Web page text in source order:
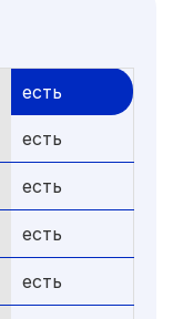
есть
есть
есть
есть
есть